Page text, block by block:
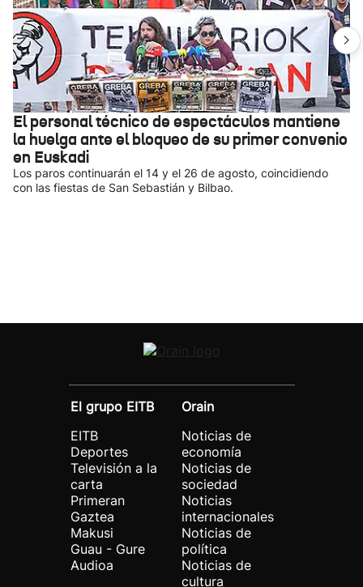
El personal técnico de espectáculos mantiene
la huelga ante el bloqueo de su primer convenio
en Euskadi
Los paros continuarán el 14 y el 26 de agosto, coincidiendo
con las fiestas de San Sebastián y Bilbao.
El grupo EITB
EITB
Deportes
Televisión a la
carta
Primeran
Gaztea
Makusi
Guau - Gure
Audioa
Orain
Noticias de
economía
Noticias de
sociedad
Noticias
internacionales
Noticias de
política
Noticias de
cultura